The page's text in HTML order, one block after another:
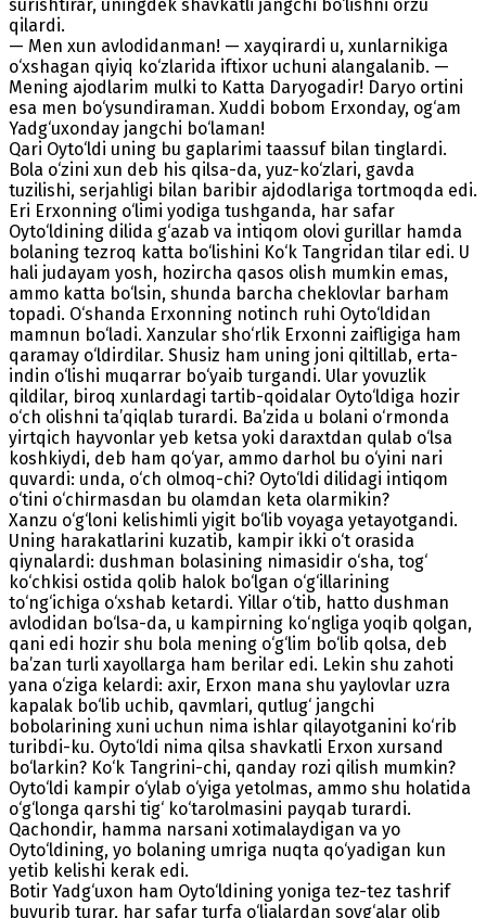
surishtirar, uningdek shavkatli jangchi bo‘lishni orzu
qilardi.
— Men xun avlodidanman! — xayqirardi u, xunlarnikiga
o‘xshagan qiyiq ko‘zlarida iftixor uchuni alangalanib. —
Mening ajodlarim mulki to Katta Daryogadir! Daryo ortini
esa men bo‘ysundiraman. Xuddi bobom Erxonday, og‘am
Yadg‘uxonday jangchi bo‘laman!
Qari Oyto‘ldi uning bu gaplarimi taassuf bilan tinglardi.
Bola o‘zini xun deb his qilsa-da, yuz-ko‘zlari, gavda
tuzilishi, serjahligi bilan baribir ajdodlariga tortmoqda edi.
Eri Erxonning o‘limi yodiga tushganda, har safar
Oyto‘ldining dilida g‘azab va intiqom olovi gurillar hamda
bolaning tezroq katta bo‘lishini Ko‘k Tangridan tilar edi. U
hali judayam yosh, hozircha qasos olish mumkin emas,
ammo katta bo‘lsin, shunda barcha cheklovlar barham
topadi. O‘shanda Erxonning notinch ruhi Oyto‘ldidan
mamnun bo‘ladi. Xanzular sho‘rlik Erxonni zaifligiga ham
qaramay o‘ldirdilar. Shusiz ham uning joni qiltillab, erta-
indin o‘lishi muqarrar bo‘yaib turgandi. Ular yovuzlik
qildilar, biroq xunlardagi tartib-qoidalar Oyto‘ldiga hozir
o‘ch olishni ta’qiqlab turardi. Ba’zida u bolani o‘rmonda
yirtqich hayvonlar yeb ketsa yoki daraxtdan qulab o‘lsa
koshkiydi, deb ham qo‘yar, ammo darhol bu o‘yini nari
quvardi: unda, o‘ch olmoq-chi? Oyto‘ldi dilidagi intiqom
o‘tini o‘chirmasdan bu olamdan keta olarmikin?
Xanzu o‘g‘loni kelishimli yigit bo‘lib voyaga yetayotgandi.
Uning harakatlarini kuzatib, kampir ikki o‘t orasida
qiynalardi: dushman bolasining nimasidir o‘sha, tog‘
ko‘chkisi ostida qolib halok bo‘lgan o‘g‘illarining
to‘ng‘ichiga o‘xshab ketardi. Yillar o‘tib, hatto dushman
avlodidan bo‘lsa-da, u kampirning ko‘ngliga yoqib qolgan,
qani edi hozir shu bola mening o‘g‘lim bo‘lib qolsa, deb
ba’zan turli xayollarga ham berilar edi. Lekin shu zahoti
yana o‘ziga kelardi: axir, Erxon mana shu yaylovlar uzra
kapalak bo‘lib uchib, qavmlari, qutlug‘ jangchi
bobolarining xuni uchun nima ishlar qilayotganini ko‘rib
turibdi-ku. Oyto‘ldi nima qilsa shavkatli Erxon xursand
bo‘larkin? Ko‘k Tangrini-chi, qanday rozi qilish mumkin?
Oyto‘ldi kampir o‘ylab o‘yiga yetolmas, ammo shu holatida
o‘g‘longa qarshi tig‘ ko‘tarolmasini payqab turardi.
Qachondir, hamma narsani xotimalaydigan va yo
Oyto‘ldining, yo bolaning umriga nuqta qo‘yadigan kun
yetib kelishi kerak edi.
Botir Yadg‘uxon ham Oyto‘ldining yoniga tez-tez tashrif
buyurib turar, har safar turfa o‘ljalardan sovg‘alar olib